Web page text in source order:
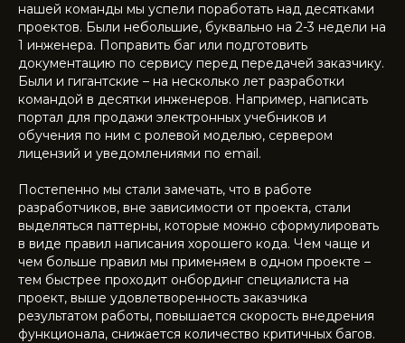
нашей команды мы успели поработать над десятками
проектов. Были небольшие, буквально на 2-3 недели на
1 инженера. Поправить баг или подготовить
документацию по сервису перед передачей заказчику.
Были и гигантские – на несколько лет разработки
командой в десятки инженеров. Например, написать
портал для продажи электронных учебников и
обучения по ним с ролевой моделью, сервером
лицензий и уведомлениями по email.
Постепенно мы стали замечать, что в работе
разработчиков, вне зависимости от проекта, стали
выделяться паттерны, которые можно сформулировать
в виде правил написания хорошего кода. Чем чаще и
чем больше правил мы применяем в одном проекте –
тем быстрее проходит онбординг специалиста на
проект, выше удовлетворенность заказчика
результатом работы, повышается скорость внедрения
функционала, снижается количество критичных багов.